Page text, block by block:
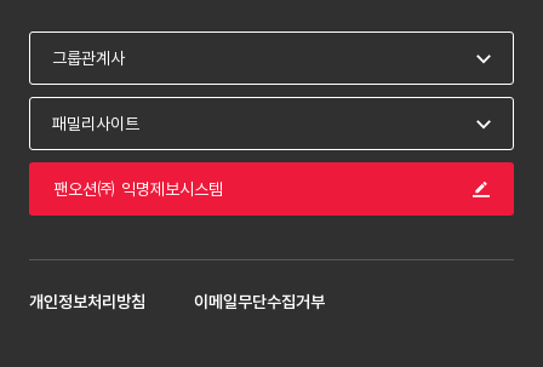
팬오션㈜ 익명제보시스템
개인정보처리방침 이메일무단수집거부